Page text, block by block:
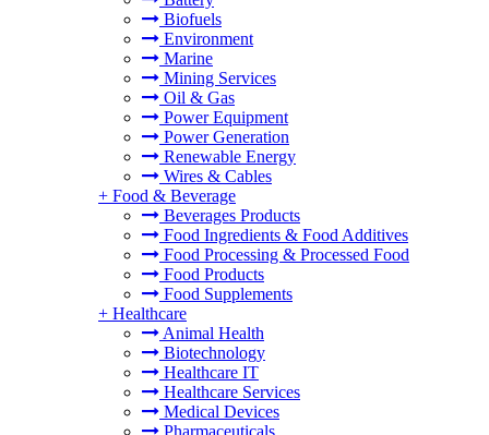
Biofuels
Environment
Marine
Mining Services
Oil & Gas
Power Equipment
Power Generation
Renewable Energy
Wires & Cables
+ Food & Beverage
Beverages Products
Food Ingredients & Food Additives
Food Processing & Processed Food
Food Products
Food Supplements
+ Healthcare
Animal Health
Biotechnology
Healthcare IT
Healthcare Services
Medical Devices
Pharmaceuticals